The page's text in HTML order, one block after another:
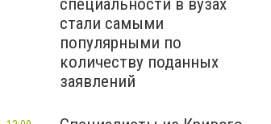
специальности в вузах
стали самыми
популярными по
количеству поданных
заявлений